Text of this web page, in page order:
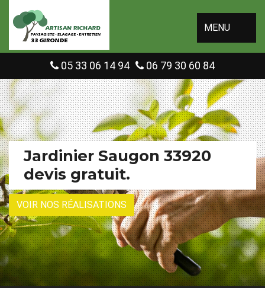
MENU
05 33 06 14 94 06 79 30 60 84
Jardinier Saugon 33920
devis gratuit.
VOIR NOS RÉALISATIONS